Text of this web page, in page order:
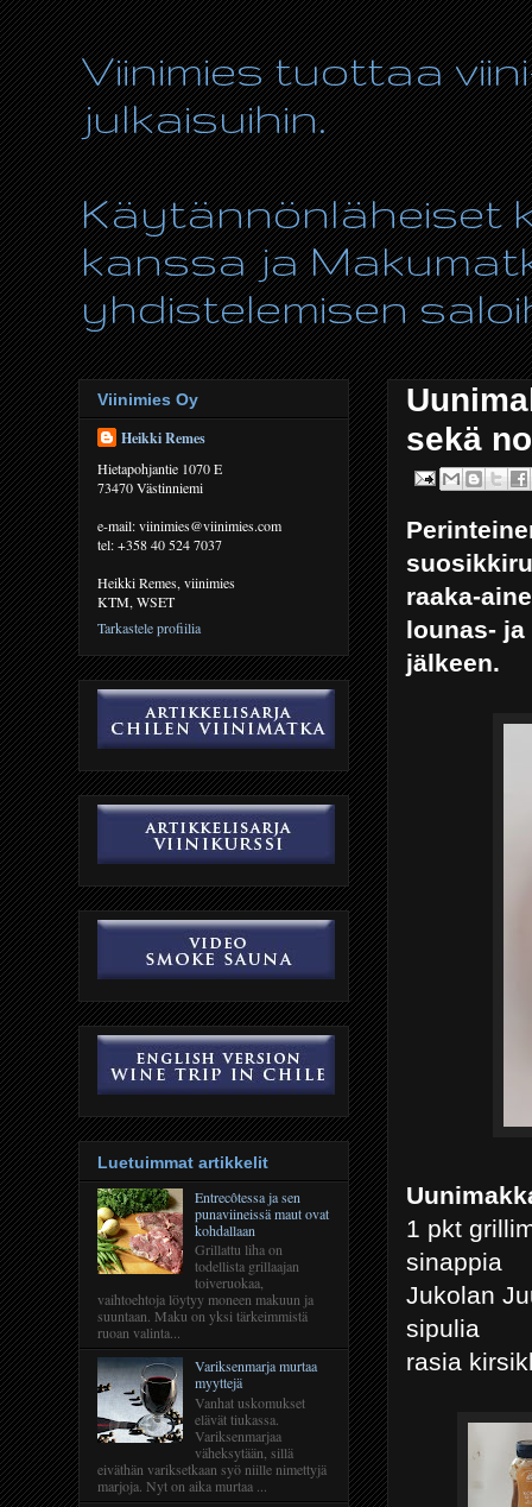
Viinimies tuottaa
julkaisuihin.
Käytännönläheiset
kanssa ja
yhdistelemisen
sekä
raaka-
lounas-
jälkeen.
1 pkt
sinappia
Jukolan
sipulia
rasia
Viinimies Oy
Heikki Remes
Hietapohjantie 1070 E
73470 Västinniemi
e-mail: viinimies@viinimies.com
tel: +358 40 524 7037
Heikki Remes, viinimies
KTM, WSET
Tarkastele profiilia
Luetuimmat artikkelit
Entrecôtessa ja sen
punaviineissä maut ovat
kohdallaan
Grillattu liha on
todellista grillaajan
toiveruokaa,
vaihtoehtoja löytyy moneen makuun ja
suuntaan. Maku on yksi tärkeimmistä
ruoan valinta...
Variksenmarja murtaa
myyttejä
Vanhat uskomukset
elävät tiukassa.
Variksenmarjaa
väheksytään, sillä
eiväthän variksetkaan syö niille nimettyjä
marjoja. Nyt on aika murtaa ...